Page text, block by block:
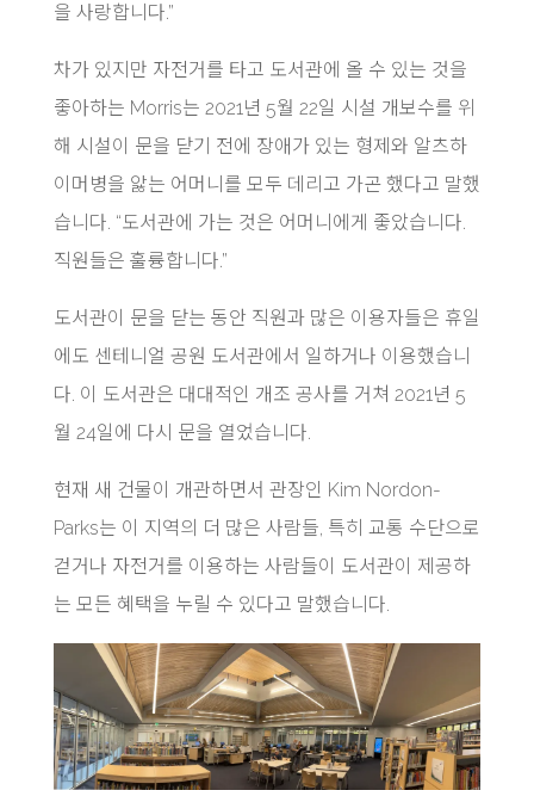
을 사랑합니다.”
차가 있지만 자전거를 타고 도서관에 올 수 있는 것을
좋아하는 Morris는 2021년 5월 22일 시설 개보수를 위
해 시설이 문을 닫기 전에 장애가 있는 형제와 알츠하
이머병을 앓는 어머니를 모두 데리고 가곤 했다고 말했
습니다. “도서관에 가는 것은 어머니에게 좋았습니다.
직원들은 훌륭합니다.”
도서관이 문을 닫는 동안 직원과 많은 이용자들은 휴일
에도 센테니얼 공원 도서관에서 일하거나 이용했습니
다. 이 도서관은 대대적인 개조 공사를 거쳐 2021년 5
월 24일에 다시 문을 열었습니다.
현재 새 건물이 개관하면서 관장인 Kim Nordon-
Parks는 이 지역의 더 많은 사람들, 특히 교통 수단으로
걷거나 자전거를 이용하는 사람들이 도서관이 제공하
는 모든 혜택을 누릴 수 있다고 말했습니다.